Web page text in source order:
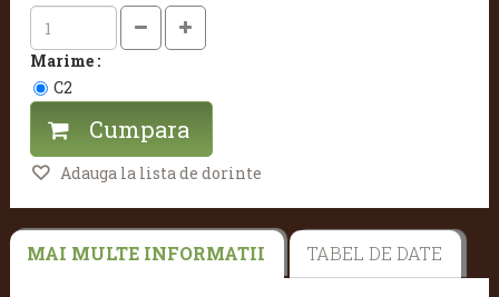
Marime :
C2
Cumpara
Adauga la lista de dorinte
MAI MULTE INFORMATII TABEL DE DATE